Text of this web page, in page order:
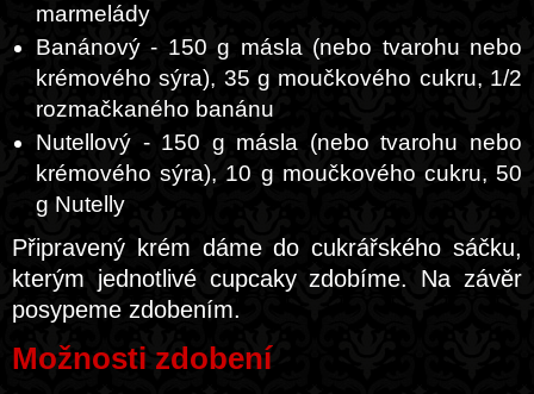
marmelády
Banánový - 150 g másla (nebo tvarohu nebo
krémového sýra), 35 g moučkového cukru, 1/2
rozmačkaného banánu
Nutellový - 150 g másla (nebo tvarohu nebo
krémového sýra), 10 g moučkového cukru, 50
g Nutelly
Připravený krém dáme do cukrářského sáčku,
kterým jednotlivé cupcaky zdobíme. Na závěr
posypeme zdobením.
Možnosti zdobení